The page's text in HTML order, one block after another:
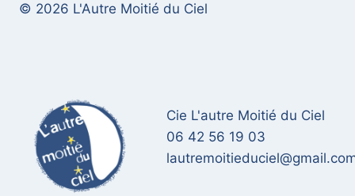
© 2026 L'Autre Moitié du Ciel
Cie L'autre Moitié du Ciel
06 42 56 19 03